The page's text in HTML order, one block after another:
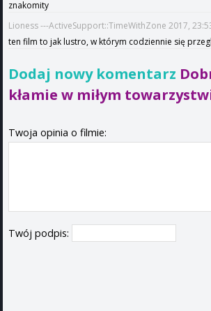
znakomity
Lioness ---ActiveSupport::TimeWithZone 2017,
ten film to jak lustro, w którym codziennie się
Dodaj nowy komentarz
kłamie w miłym
Twoja opinia o filmie:
Twój podpis: